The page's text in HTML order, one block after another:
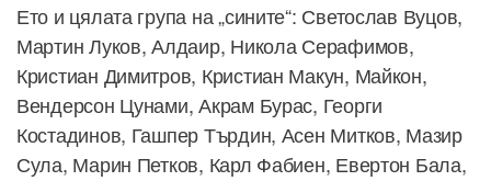
Ето и цялата група на „сините“: Светослав Вуцов,
Мартин Луков, Алдаир, Никола Серафимов,
Кристиан Димитров, Кристиан Макун, Майкон,
Вендерсон Цунами, Акрам Бурас, Георги
Костадинов, Гашпер Търдин, Асен Митков, Мазир
Сула, Марин Петков, Карл Фабиен, Евертон Бала,